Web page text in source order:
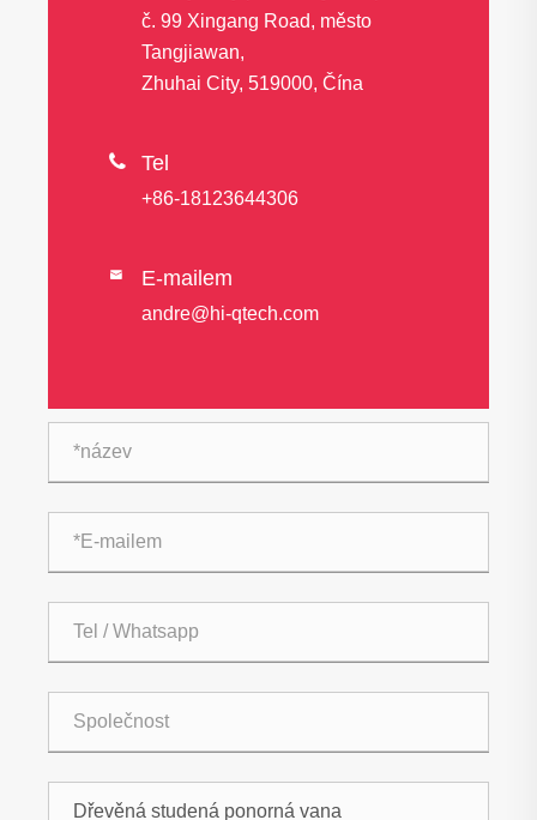
č. 99 Xingang Road, město
Tangjiawan,
Zhuhai City, 519000, Čína
 Tel
+86-18123644306
 E-mailem
andre@hi-qtech.com